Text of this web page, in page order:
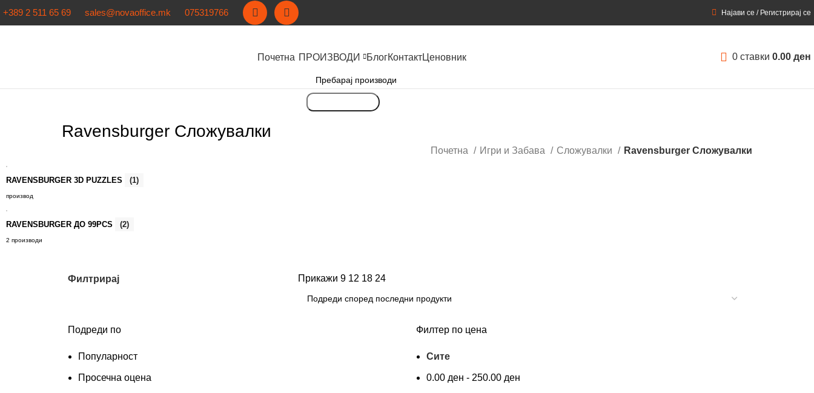
+389 2 511 65 69 sales@novaoffice.mk 075319766 Најави се / Регистрирај се
Почетна ПРОИЗВОДИ БлогКонтактЦеновник 0 ставки 0.00 ден
Ravensburger Сложувалки
Почетна Игри и Забава Сложувалки Ravensburger Сложувалки
RAVENSBURGER 3D PUZZLES (1)
производ
RAVENSBURGER ДО 99PCS (2)
2 производи
Филтрирај Прикажи 9 12 18 24
Подреди по
Популарност
Просечна оцена
Филтер по цена
Сите
0.00 ден - 250.00 ден